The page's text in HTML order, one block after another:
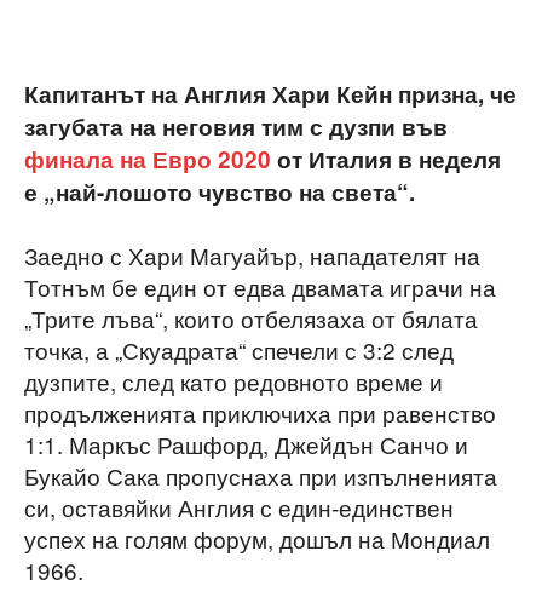
Капитанът на Англия Хари Кейн призна, че
загубата на неговия тим с дузпи във
финала на Евро 2020 от Италия в неделя
е „най-лошото чувство на света“.
Заедно с Хари Магуайър, нападателят на
Тотнъм бе един от едва двамата играчи на
„Трите лъва“, които отбелязаха от бялата
точка, а „Скуадрата“ спечели с 3:2 след
дузпите, след като редовното време и
продълженията приключиха при равенство
1:1. Маркъс Рашфорд, Джейдън Санчо и
Букайо Сака пропуснаха при изпълненията
си, оставяйки Англия с един-единствен
успех на голям форум, дошъл на Мондиал
1966.